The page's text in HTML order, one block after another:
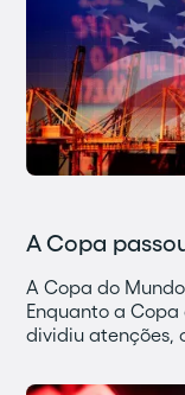
A Copa
A Copa do
Enquanto a
dividiu atenções,